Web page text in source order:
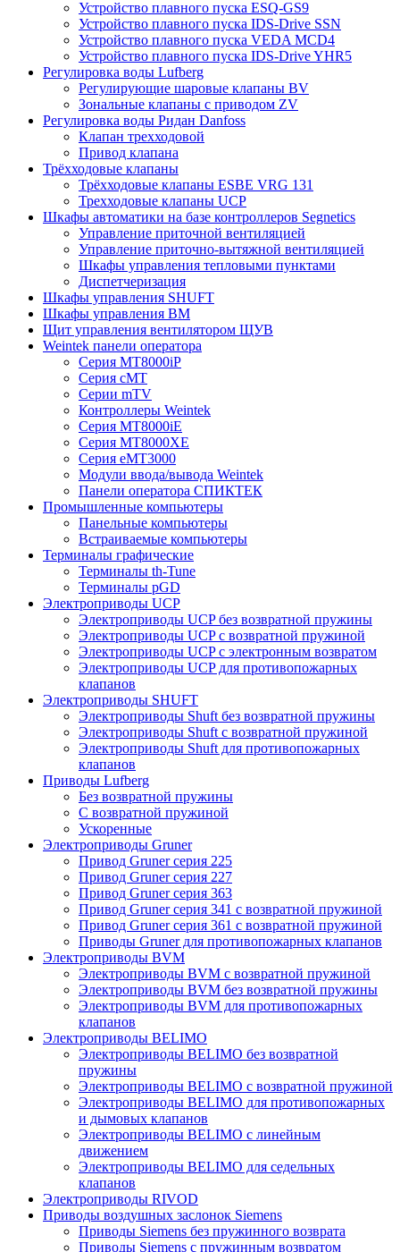
Устройство плавного пуска ESQ-GS9
Устройство плавного пуска IDS-Drive SSN
Устройство плавного пуска VEDA MCD4
Устройство плавного пуска IDS-Drive YHR5
Регулировка воды Lufberg
Регулирующие шаровые клапаны BV
Зональные клапаны с приводом ZV
Регулировка воды Ридан Danfoss
Клапан трехходовой
Привод клапана
Трёхходовые клапаны
Трёхходовые клапаны ESBE VRG 131
Трехходовые клапаны UCP
Шкафы автоматики на базе контроллеров Segnetics
Управление приточной вентиляцией
Управление приточно-вытяжной вентиляцией
Шкафы управления тепловыми пунктами
Диспетчеризация
Шкафы управления SHUFT
Шкафы управления BM
Щит управления вентилятором ЩУВ
Weintek панели оператора
Серия MT8000iP
Серия cMT
Серии mTV
Контроллеры Weintek
Серия MT8000iE
Серия MT8000XE
Серия eMT3000
Модули ввода/вывода Weintek
Панели оператора СПИКТЕК
Промышленные компьютеры
Панельные компьютеры
Встраиваемые компьютеры
Терминалы графические
Терминалы th-Tune
Терминалы pGD
Электроприводы UCP
Электроприводы UCP без возвратной пружины
Электроприводы UCP с возвратной пружиной
Электроприводы UCP с электронным возвратом
Электроприводы UCP для противопожарных
клапанов
Электроприводы SHUFT
Электроприводы Shuft без возвратной пружины
Электроприводы Shuft с возвратной пружиной
Электроприводы Shuft для противопожарных
клапанов
Приводы Lufberg
Без возвратной пружины
С возвратной пружиной
Ускоренные
Электроприводы Gruner
Привод Gruner серия 225
Привод Gruner серия 227
Привод Gruner серия 363
Привод Gruner серия 341 с возвратной пружиной
Привод Gruner серия 361 с возвратной пружиной
Приводы Gruner для противопожарных клапанов
Электроприводы BVM
Электроприводы BVM с возвратной пружиной
Электроприводы BVM без возвратной пружины
Электроприводы BVM для противопожарных
клапанов
Электроприводы BELIMO
Электроприводы BELIMO без возвратной
пружины
Электроприводы BELIMO с возвратной пружиной
Электроприводы BELIMO для противопожарных
и дымовых клапанов
Электроприводы BELIMO с линейным
движением
Электроприводы BELIMO для седельных
клапанов
Электроприводы RIVOD
Приводы воздушных заслонок Siemens
Приводы Siemens без пружинного возврата
Приводы Siemens с пружинным возвратом